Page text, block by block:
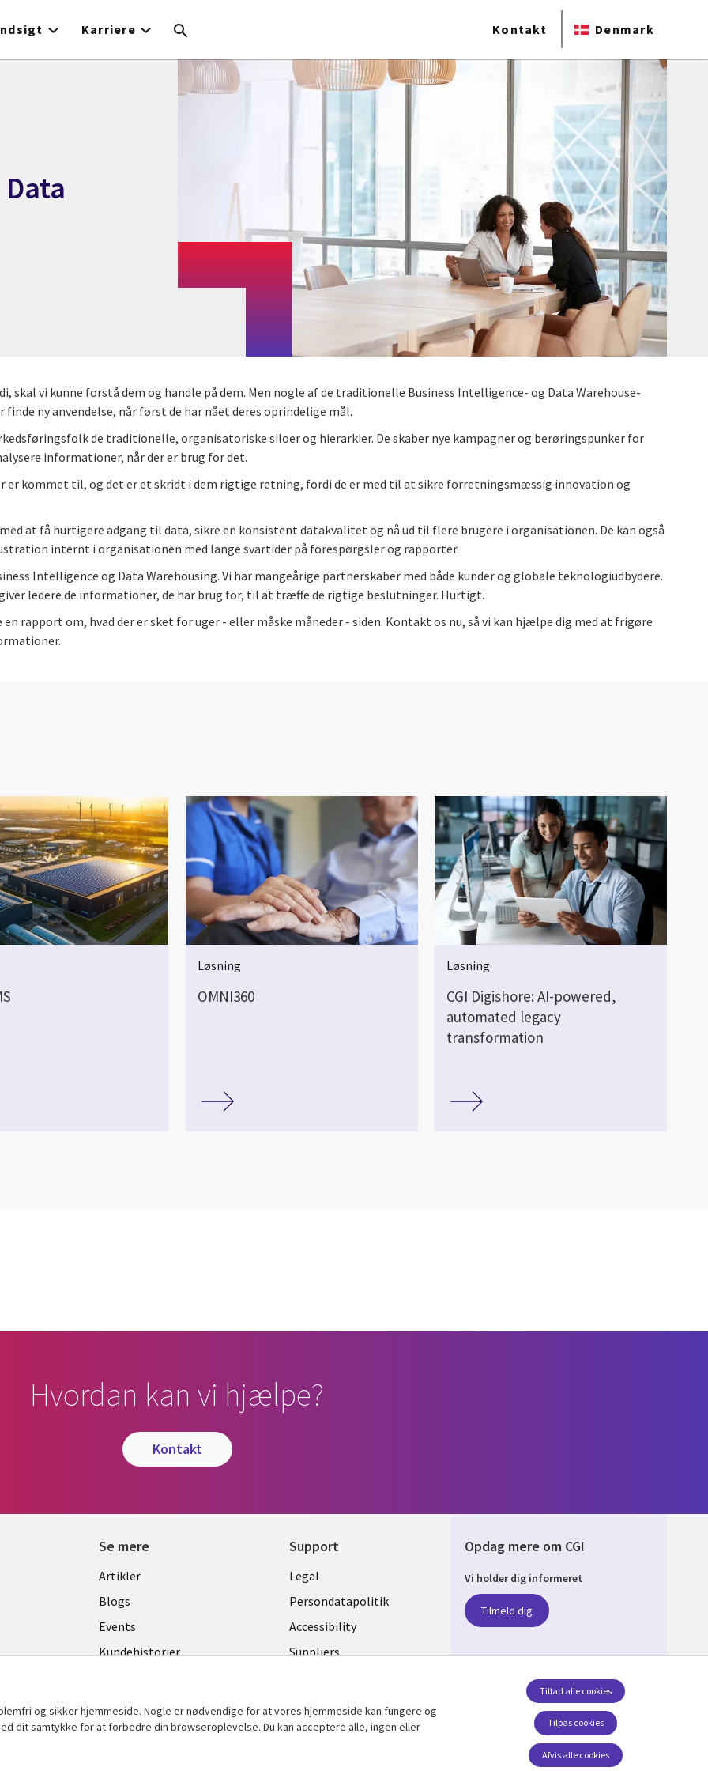
Karriere Kontakt Denmark
vi kunne forstå dem og handle på dem. Men nogle af de traditionelle Business Intelligence- og Data Warehouse-
ny anvendelse, når først de har nået deres oprindelige mål.
de traditionelle, organisatoriske siloer og hierarkier. De skaber nye kampagner og berøringspunker for
informationer, når der er brug for det.
er kommet til, og det er et skridt i dem rigtige retning, fordi de er med til at sikre forretningsmæssig innovation og
at få hurtigere adgang til data, sikre en konsistent datakvalitet og nå ud til flere brugere i organisationen. De kan også
internt i organisationen med lange svartider på forespørgsler og rapporter.
Intelligence og Data Warehousing. Vi har mangeårige partnerskaber med både kunder og globale teknologiudbydere.
ledere de informationer, de har brug for, til at træffe de rigtige beslutninger. Hurtigt.
rapport om, hvad der er sket for uger - eller måske måneder - siden. Kontakt os nu, så vi kan hjælpe dig med at frigøre
Løsning
OMNI360
Løsning
CGI Digishore: AI-powered,
automated legacy
transformation
on Print
Hvordan kan vi hjælpe?
kontakt
Se mere
Library
Links
DENMARK
Artikler
Blogs
Events
Kundehistorier
Se flere
Support
Legal
DENMARK
Legal
Persondatapolitik
Accessibility
Suppliers
Opdag mere om CGI
Vi holder dig informeret
Tilmeld dig
Social Media DENMARK
og sikker hjemmeside. Nogle er nødvendige for at vores hjemmeside kan fungere og
dit samtykke for at forbedre din browseroplevelse. Du kan acceptere alle, ingen eller
Tilpas cookies
Tillad alle cookies
Afvis alle cookies